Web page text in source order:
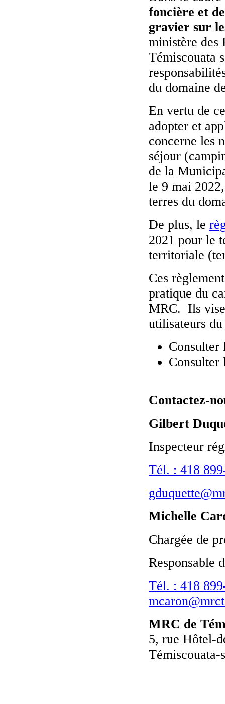
foncière et
gravier sur
ministère des
Témiscouata
du domaine
En vertu de
adopter et
concerne les
séjour
de la
le 9 mai
terres du
De plus, le
2021 pour le
territoriale
Ces
pratique du
MRC. Ils
utilisateurs
Contactez-
Gilbert
Inspecteur
Tél. : 418
Michelle
Chargée de
Responsable
Tél. : 418
MRC de
5, rue Hôtel-